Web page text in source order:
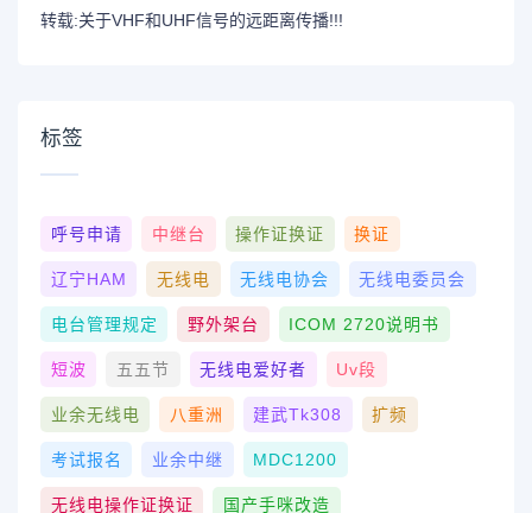
转载:关于VHF和UHF信号的远距离传播!!!
标签
呼号申请 中继台 操作证换证 换证
辽宁HAM 无线电 无线电协会 无线电委员会
电台管理规定 野外架台 ICOM 2720说明书
短波 五五节 无线电爱好者 Uv段
业余无线电 八重洲 建武tk308 扩频
考试报名 业余中继 MDC1200
无线电操作证换证 国产手咪改造